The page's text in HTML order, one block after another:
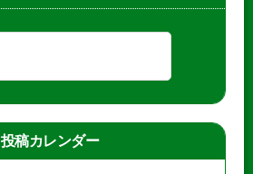
投稿カレンダー